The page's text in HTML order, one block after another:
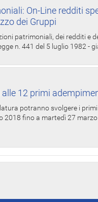
On-Line redditi
dei Gruppi
patrimoniali, dei redditi e
n. 441 del 5 luglio 1982 -
12 primi
potranno svolgere i
2018 fino a martedì 27